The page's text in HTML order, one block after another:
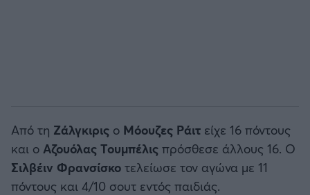
Από τη Ζάλγκιρις ο Μόουζες Ράιτ είχε 16 πόντους
και ο Αζουόλας Τουμπέλις πρόσθεσε άλλους 16. Ο
Σιλβέιν Φρανσίσκο τελείωσε τον αγώνα με 11
πόντους και 4/10 σουτ εντός παιδιάς.